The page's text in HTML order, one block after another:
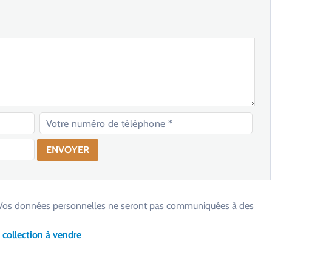
données personnelles ne seront pas communiquées à des
à vendre